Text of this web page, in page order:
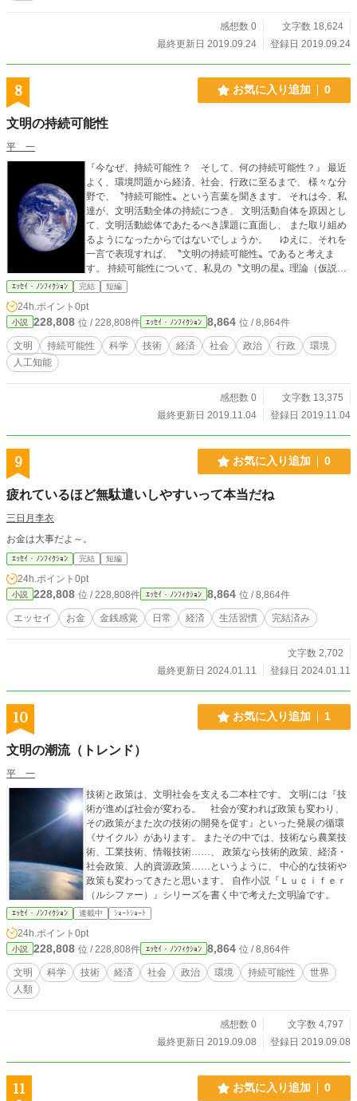
感想数 0
文字数 18,624
最終更新日 2019.09.24
登録日 2019.09.24
8 お気に入り追加 0
文明の持続可能性
平 一
『今なぜ、持続可能性？ そして、何の持続可能性？』 最近
よく、環境問題から経済、社会、行政に至るまで、 様々な分
野で、〝持続可能性〟という言葉を聞きます。 それは今、私
達が、文明活動全体の持続につき、 文明活動自体を原因とし
て、文明活動総体であたるべき課題に直面し、 また取り組め
るようになったからではないでしょうか。 ゆえに、それを
一言で表現すれば、〝文明の持続可能性〟であると考えま
す。 持続可能性について、私見の〝文明の星〟理論（仮説）
をもとに読み解いてみました。 持続可能性とは地域政策から
国家、国際政策にまで共通する政策課題であり、 この理論の
政策分類を使って理解すれば、分かりやすいと思います。 環
境的（エンヴァイロンメンタル）な持続可能性は技術的政
策、 経済的（エコノミック）な持続可能性は経済政策、 社会
的（ソーシャル）な持続可能性は社会政策と人的資源政策に
（ポリティカル）な持続可能性は、 行政活動自身を対象とす
る、行政管理政策に対応する課題といえますが、 行政活動も
性であると思います。 新たな技術と政策で、私達が地球上に
動を広げていけるよう、期待します。 〝文明の星〟理論は、
を幻視（み）せたもの」にまとめました。 ご興味がおありの
ｴｯｾｲ・ﾉﾝﾌｨｸｼｮﾝ 完結 短編
24h.ポイント 0pt
小説 228,808 位 / 228,808件 ｴｯｾｲ・ﾉﾝﾌｨｸｼｮﾝ 8,864 位 / 8,864件
文明 持続可能性 科学 技術 経済 社会 政治 行政
環境
人工知能
感想数 0
文字数 13,375
最終更新日 2019.11.04
登録日 2019.11.04
9 お気に入り追加 0
疲れているほど無駄遣いしやすいって本当だね
三日月李衣
お金は大事だよ～。
ｴｯｾｲ・ﾉﾝﾌｨｸｼｮﾝ 完結 短編
24h.ポイント 0pt
小説 228,808 位 / 228,808件 ｴｯｾｲ・ﾉﾝﾌｨｸｼｮﾝ 8,864 位 / 8,864件
エッセイ お金 金銭感覚 日常 経済 生活習慣 完結済み
文字数 2,702
最終更新日 2024.01.11
登録日 2024.01.11
10 お気に入り追加 1
文明の潮流（トレンド）
平 一
技術と政策は、文明社会を支える二本柱です。 文明には『技
術が進めば社会が変わる。 社会が変われば政策も変わり、
その政策がまた次の技術の開発を促す』といった発展の循環
《サイクル》があります。 またその中では、技術なら農業技
術、工業技術、情報技術……、 政策なら技術的政策、経済・
社会政策、人的資源政策……というように、 中心的な技術や
政策も変わってきたと思います。 自作小説『Ｌｕｃｉｆｅｒ
（ルシファー）』シリーズを書く中で考えた文明論です。
ｴｯｾｲ・ﾉﾝﾌｨｸｼｮﾝ 連載中 ｼｮｰﾄｼｮｰﾄ
24h.ポイント 0pt
小説 228,808 位 / 228,808件 ｴｯｾｲ・ﾉﾝﾌｨｸｼｮﾝ 8,864 位 / 8,864件
文明 科学 技術 経済 社会 政治 環境 持続可能性
世界
人類
感想数 0
文字数 4,797
最終更新日 2019.09.08
登録日 2019.09.08
11 お気に入り追加 0